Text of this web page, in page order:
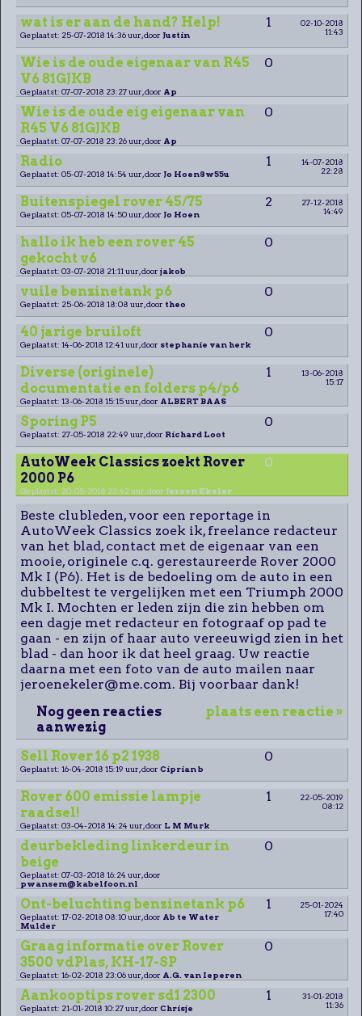
wat is er aan de hand? Help! 1
02-10-2018
11:43
Geplaatst: 25-07-2018 14:36 uur, door Justin
Wie is de oude eigenaar van R45
V6 81GJKB
0
Geplaatst: 07-07-2018 23:27 uur, door Ap
Wie is de oude eig eigenaar van
R45 V6 81GJKB
0
Geplaatst: 07-07-2018 23:26 uur, door Ap
Radio 1
14-07-2018
22:28
Geplaatst: 05-07-2018 14:54 uur, door Jo Hoen8w55u
Buitenspiegel rover 45/75 2
27-12-2018
14:49
Geplaatst: 05-07-2018 14:50 uur, door Jo Hoen
hallo ik heb een rover 45
gekocht v6
0
Geplaatst: 03-07-2018 21:11 uur, door jakob
vuile benzinetank p6 0
Geplaatst: 25-06-2018 18:08 uur, door theo
40 jarige bruiloft 0
Geplaatst: 14-06-2018 12:41 uur, door stephanie van herk
Diverse (originele)
documentatie en folders p4/p6
1
13-06-2018
15:17
Geplaatst: 13-06-2018 15:15 uur, door ALBERT BAAS
Sporing P5 0
Geplaatst: 27-05-2018 22:49 uur, door Richard Loot
AutoWeek Classics zoekt Rover
2000 P6
0
Geplaatst: 20-05-2018 23:42 uur, door Jeroen Ekeler
Beste clubleden, voor een reportage in
AutoWeek Classics zoek ik, freelance redacteur
van het blad, contact met de eigenaar van een
mooie, originele c.q. gerestaureerde Rover 2000
Mk I (P6). Het is de bedoeling om de auto in een
dubbeltest te vergelijken met een Triumph 2000
Mk I. Mochten er leden zijn die zin hebben om
een dagje met redacteur en fotograaf op pad te
gaan - en zijn of haar auto vereeuwigd zien in het
blad - dan hoor ik dat heel graag. Uw reactie
daarna met een foto van de auto mailen naar
jeroenekeler@me.com. Bij voorbaar dank!
plaats een reactie »
Nog geen reacties
aanwezig
Sell Rover 16 p2 1938
0
Geplaatst: 16-04-2018 15:19 uur, door Ciprian b
Rover 600 emissie lampje
raadsel!
1
22-05-2019
08:12
Geplaatst: 03-04-2018 14:24 uur, door L M Murk
deurbekleding linkerdeur in
beige
0
Geplaatst: 07-03-2018 16:24 uur, door
pwansem@kabelfoon.nl
Ont-beluchting benzinetank p6 1
25-01-2024
17:40
Geplaatst: 17-02-2018 08:10 uur, door Ab te Water
Mulder
Graag informatie over Rover
3500 vdPlas, KH-17-SP
0
Geplaatst: 16-02-2018 23:06 uur, door A.G. van Ieperen
Aankooptips rover sd1 2300 1
31-01-2018
11:36
Geplaatst: 21-01-2018 10:27 uur, door Chrisje